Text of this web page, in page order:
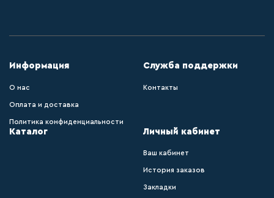
Информация
О нас
Оплата и доставка
Политика конфиденциальности
Служба поддержки
Контакты
Каталог Личный кабинет
Ваш кабинет
История заказов
Закладки